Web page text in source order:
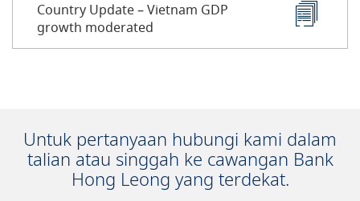
Country Update – Vietnam GDP
growth moderated
Untuk pertanyaan hubungi kami dalam
talian atau singgah ke cawangan Bank
Hong Leong yang terdekat.